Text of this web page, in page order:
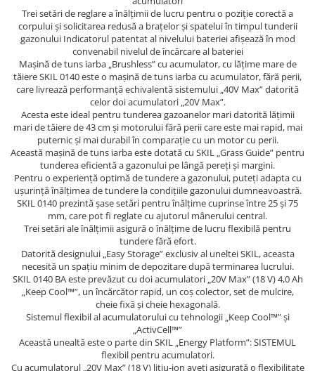
Veste
îmbrăcăminte pentru damă
Rezistent la flacăra
Vizibilitate înalta hi-vis
îmbrăcăminte asistente/doctori
îmbrăcăminte bucătari
îmbrăcăminte de lucru
înaltă vizibilitate hi-vis
Combinezoane
Hanorace
Jachete
Pantaloni
Salopetă cu pieptar
Tricouri
Veste
Trei setări de reglare a înălţimii de lucru pentru o poziţie corectă a
corpului şi solicitarea redusă a braţelor şi spatelui în timpul tunderii
gazonului Indicatorul patentat al nivelului bateriei afişează în mod
convenabil nivelul de încărcare al bateriei
Maşină de tuns iarba „Brushless” cu acumulator, cu lăţime mare de
tăiere SKIL 0140 este o maşină de tuns iarba cu acumulator, fără perii,
care livrează performanţă echivalentă sistemului „40V Max” datorită
celor doi acumulatori „20V Max”.
Acesta este ideal pentru tunderea gazoanelor mari datorită lăţimii
mari de tăiere de 43 cm şi motorului fără perii care este mai rapid, mai
puternic şi mai durabil în comparaţie cu un motor cu perii.
Această maşină de tuns iarba este dotată cu SKIL „Grass Guide” pentru
tunderea eficientă a gazonului pe lângă pereţi şi margini.
Pentru o experienţă optimă de tundere a gazonului, puteţi adapta cu
uşurinţă înălţimea de tundere la condiţiile gazonului dumneavoastră.
SKIL 0140 prezintă şase setări pentru înălţime cuprinse între 25 şi 75
mm, care pot fi reglate cu ajutorul mânerului central.
Trei setări ale înălţimii asigură o înălţime de lucru flexibilă pentru
tundere fără efort.
Datorită designului „Easy Storage” exclusiv al uneltei SKIL, aceasta
necesită un spaţiu minim de depozitare după terminarea lucrului.
SKIL 0140 BA este prevăzut cu doi acumulatori „20V Max” (18 V) 4,0 Ah
„Keep Cool™”, un încărcător rapid, un coş colector, set de mulcire,
cheie fixă şi cheie hexagonală.
Sistemul flexibil al acumulatorului cu tehnologii „Keep Cool™” şi
„ActivCell™”
Această unealtă este o parte din SKIL „Energy Platform”: SISTEMUL
flexibil pentru acumulatori.
Cu acumulatorul „20V Max” (18 V) litiu-ion aveţi asigurată o flexibilitate